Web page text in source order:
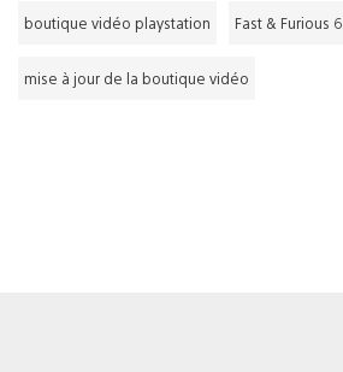
boutique vidéo playstation Fast & Furious 6
mise à jour de la boutique vidéo